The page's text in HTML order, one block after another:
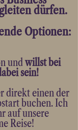
dürfen.
Optionen:
und willstbei
sein!
direkt einen der
buchen. Ich
auf unsere
Reise!